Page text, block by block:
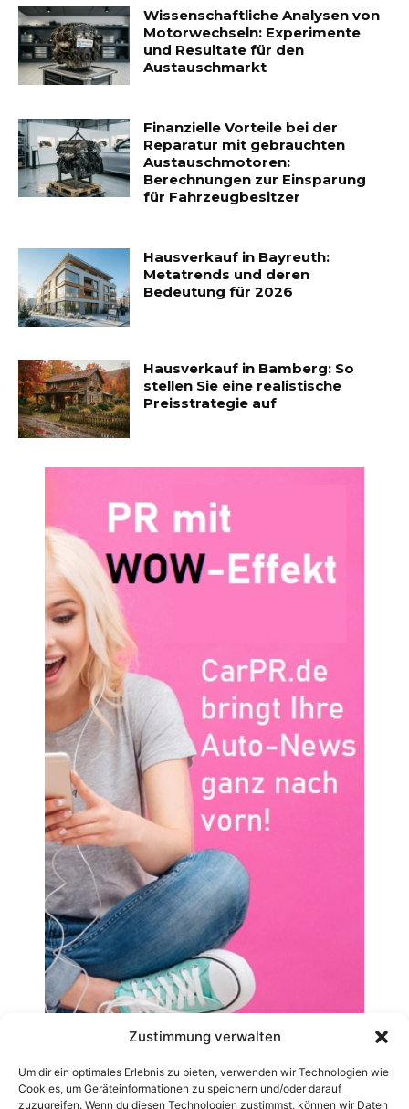
Zustimmung verwalten
Um dir ein optimales Erlebnis zu bieten, verwenden wir Technologien wie
Cookies, um Geräteinformationen zu speichern und/oder darauf
zuzugreifen. Wenn du diesen Technologien zustimmst, können wir Daten
Wissenschaftliche Analysen von
Motorwechseln: Experimente
und Resultate für den
Austauschmarkt
Finanzielle Vorteile bei der
Reparatur mit gebrauchten
Austauschmotoren:
Berechnungen zur Einsparung
für Fahrzeugbesitzer
Hausverkauf in Bayreuth:
Metatrends und deren
Bedeutung für 2026
Hausverkauf in Bamberg: So
stellen Sie eine realistische
Preisstrategie auf